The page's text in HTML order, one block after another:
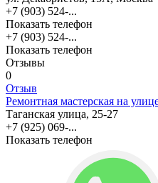
+7 (903) 524-...
Показать телефон
+7 (903) 524-...
Показать телефон
Отзывы
0
Отзыв
Ремонтная мастерская на
Таганская улица, 25-27
+7 (925) 069-...
Показать телефон